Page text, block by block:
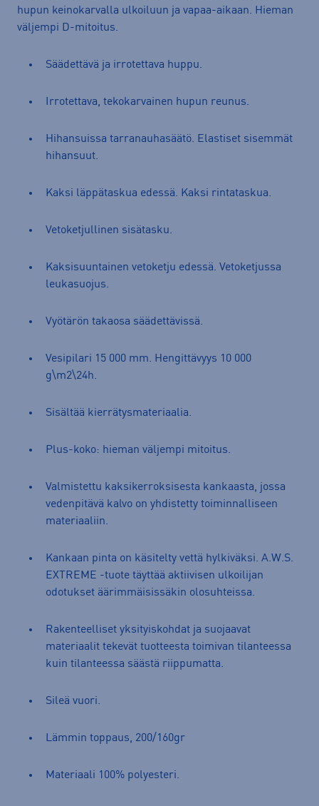
hupun keinokarvalla ulkoiluun ja vapaa-aikaan. Hieman
väljempi D-mitoitus.
Säädettävä ja irrotettava huppu.
Irrotettava, tekokarvainen hupun reunus.
Hihansuissa tarranauhasäätö. Elastiset sisemmät
hihansuut.
Kaksi läppätaskua edessä. Kaksi rintataskua.
Vetoketjullinen sisätasku.
Kaksisuuntainen vetoketju edessä. Vetoketjussa
leukasuojus.
Vyötärön takaosa säädettävissä.
Vesipilari 15 000 mm. Hengittävyys 10 000
g\m2\24h.
Sisältää kierrätysmateriaalia.
Plus-koko: hieman väljempi mitoitus.
Valmistettu kaksikerroksisesta kankaasta, jossa
vedenpitävä kalvo on yhdistetty toiminnalliseen
materiaaliin.
Kankaan pinta on käsitelty vettä hylkiväksi. A.W.S.
EXTREME -tuote täyttää aktiivisen ulkoilijan
odotukset äärimmäisissäkin olosuhteissa.
Rakenteelliset yksityiskohdat ja suojaavat
materiaalit tekevät tuotteesta toimivan tilanteessa
kuin tilanteessa säästä riippumatta.
Sileä vuori.
Lämmin toppaus, 200/160gr
Materiaali 100% polyesteri.